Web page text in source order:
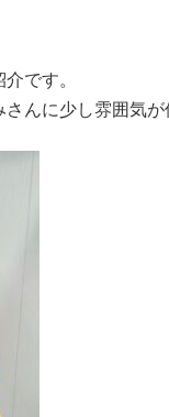
です。
んに少し雰囲気